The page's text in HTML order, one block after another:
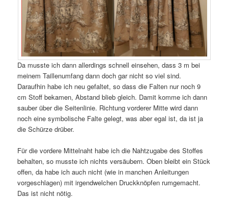
Da musste ich dann allerdings schnell einsehen, dass 3 m bei
meinem Taillenumfang dann doch gar nicht so viel sind.
Daraufhin habe ich neu gefaltet, so dass die Falten nur noch 9
cm Stoff bekamen, Abstand blieb gleich. Damit komme ich dann
sauber über die Seitenlinie. Richtung vorderer Mitte wird dann
noch eine symbolische Falte gelegt, was aber egal ist, da ist ja
die Schürze drüber.
Für die vordere Mittelnaht habe ich die Nahtzugabe des Stoffes
behalten, so musste ich nichts versäubern. Oben bleibt ein Stück
offen, da habe ich auch nicht (wie in manchen Anleitungen
vorgeschlagen) mit irgendwelchen Druckknöpfen rumgemacht.
Das ist nicht nötig.